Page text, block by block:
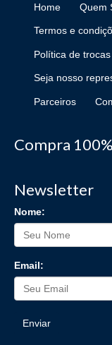
Home Quem
Termos e
Política de
Seja nosso
Parceiros
Compra
Newsletter
Nome:
Email:
Enviar